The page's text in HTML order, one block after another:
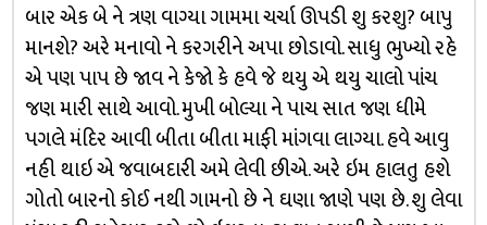
બાર એક બે ને ત્રણ વાગ્યા ગામમા ચર્ચા ઊપડી શુ કરશુ? બાપુ
માનશે? અરે મનાવો ને કરગરીને અપા છોડાવો. સાધુ ભુખ્યો રહે
એ પણ પાપ છે જાવ ને કેજો કે હવે જે થયુ એ થયુ ચાલો પાંચ
જણ મારી સાથે આવો. મુખી બોલ્યા ને પાચ સાત જણ ધીમે
પગલે મંદિર આવી બીતા બીતા માફી માંગવા લાગ્યા. હવે આવુ
નહી થાઇ એ જવાબદારી અમે લેવી છીએ. અરે ઇમ હાલતુ હશે
ગોતો બારનો કોઈ નથી ગામનો છે ને ઘણા જાણે પણ છે. શુ લેવા